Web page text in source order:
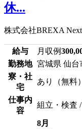
休...
株式会社BREXA Next
給与 月収例
勤務地 宮城県 仙台
寮・社
宅
あり（無料）
仕事内
容
組立・検査
8月